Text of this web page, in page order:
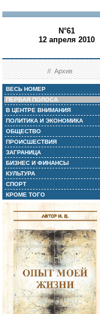
N°61
12 апреля 2010
//Архив
ВЕСЬ НОМЕР
ПЕРВАЯ ПОЛОСА
В ЦЕНТРЕ ВНИМАНИЯ
ПОЛИТИКА И ЭКОНОМИКА
ОБЩЕСТВО
ПРОИСШЕСТВИЯ
ЗАГРАНИЦА
БИЗНЕС И ФИНАНСЫ
КУЛЬТУРА
СПОРТ
КРОМЕ ТОГО